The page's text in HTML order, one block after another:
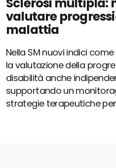
valutare
malattia
Nella SM nuovi indici come
la valutazione della
disabilità anche
supportando un
strategie terapeutiche